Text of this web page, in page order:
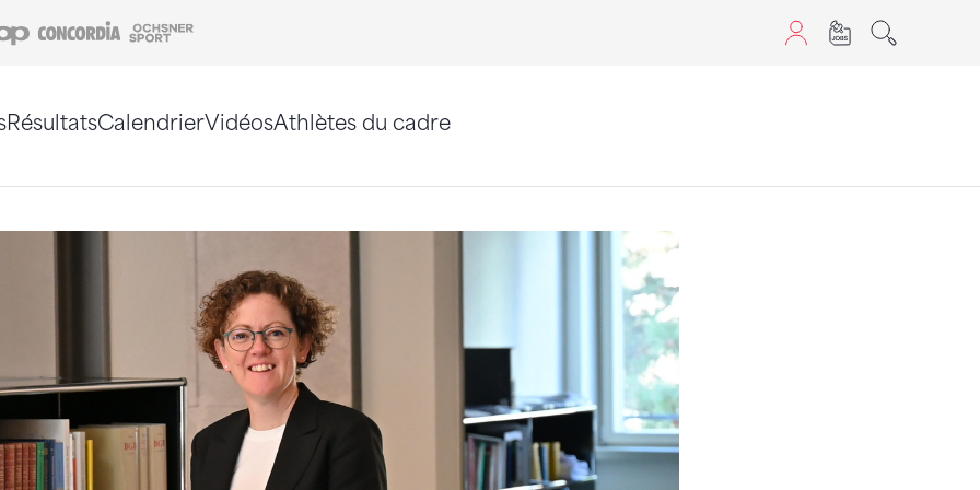
Coop Concordia
RésultatsCalendrierVidéosAthlètes du cadre